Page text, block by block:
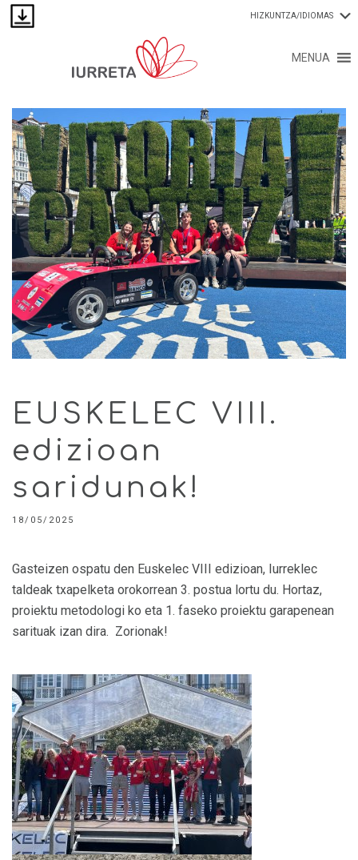
HIZKUNTZA/IDIOMAS
MENUA
EUSKELEC VIII.
edizioan
saridunak!
18/05/2025
Gasteizen ospatu den Euskelec VIII edizioan, Iurreklec
taldeak txapelketa orokorrean 3. postua lortu du. Hortaz,
proiektu metodologi ko eta 1. faseko proiektu garapenean
sarituak izan dira. Zorionak!